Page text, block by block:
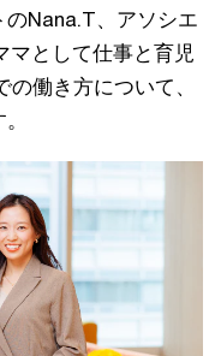
Nana.T、アソシエ
マとして仕事と育児
働き方について、